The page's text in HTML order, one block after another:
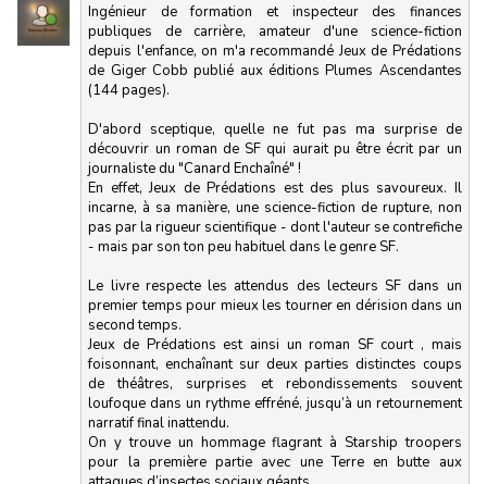
Ingénieur de formation et inspecteur des finances
publiques de carrière, amateur d'une science-fiction
depuis l'enfance, on m'a recommandé Jeux de Prédations
de Giger Cobb publié aux éditions Plumes Ascendantes
(144 pages).
D'abord sceptique, quelle ne fut pas ma surprise de
découvrir un roman de SF qui aurait pu être écrit par un
journaliste du "Canard Enchaîné" !
En effet, Jeux de Prédations est des plus savoureux. Il
incarne, à sa manière, une science-fiction de rupture, non
pas par la rigueur scientifique - dont l'auteur se contrefiche
- mais par son ton peu habituel dans le genre SF.
Le livre respecte les attendus des lecteurs SF dans un
premier temps pour mieux les tourner en dérision dans un
second temps.
Jeux de Prédations est ainsi un roman SF court , mais
foisonnant, enchaînant sur deux parties distinctes coups
de théâtres, surprises et rebondissements souvent
loufoque dans un rythme effréné, jusqu’à un retournement
narratif final inattendu.
On y trouve un hommage flagrant à Starship troopers
pour la première partie avec une Terre en butte aux